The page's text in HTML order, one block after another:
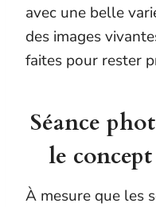
avec une belle
des images
faites pour rester
Séance
le
À mesure que les